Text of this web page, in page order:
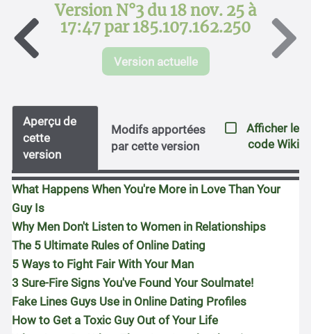
Version N°3 du 18 nov. 25 à
17:47 par 185.107.162.250
Version actuelle
Aperçu de
cette
version
Modifs apportées
par cette version
Afficher le
code Wiki